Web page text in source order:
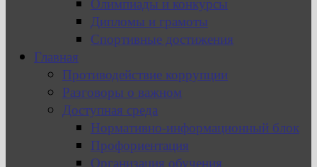
Дипломы и грамоты
Спортивные достижения
Главная
Противодействие коррупции
Разговоры о важном
Доступная среда
Нормативно-информационный блок
Профориентация
Организация обучения